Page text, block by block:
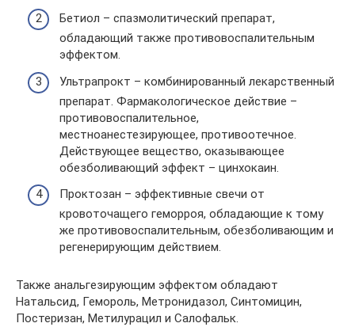
Бетиол – спазмолитический препарат,
обладающий также противовоспалительным
эффектом.
Ультрапрокт – комбинированный лекарственный
препарат. Фармакологическое действие –
противовоспалительное,
местноанестезирующее, противоотечное.
Действующее вещество, оказывающее
обезболивающий эффект – цинхокаин.
Проктозан – эффективные свечи от
кровоточащего геморроя, обладающие к тому
же противовоспалительным, обезболивающим и
регенерирующим действием.
Также анальгезирующим эффектом обладают
Натальсид, Гемороль, Метронидазол, Синтомицин,
Постеризан, Метилурацил и Салофальк.